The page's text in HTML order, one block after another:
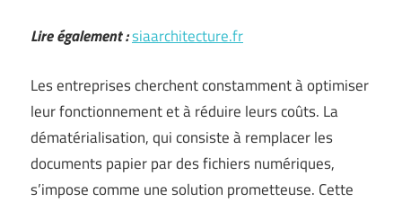
Lire également :siaarchitecture.fr
Les entreprises cherchent constamment à optimiser
leur fonctionnement et à réduire leurs coûts. La
dématérialisation, qui consiste à remplacer les
documents papier par des fichiers numériques,
s’impose comme une solution prometteuse. Cette